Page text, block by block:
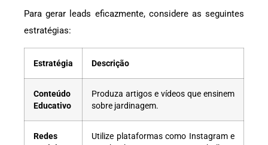
Para gerar leads eficazmente, considere as seguintes
estratégias:
Estratégia Descrição
Conteúdo
Educativo
Produza artigos e vídeos que ensinem
sobre jardinagem.
Redes
Utilize plataformas como Instagram e